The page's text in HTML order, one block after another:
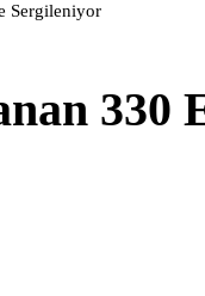
Sergileniyor
330